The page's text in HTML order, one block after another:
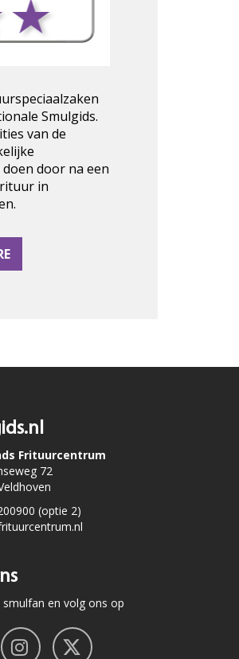
Smulgids.
van de
door na een
in
Frituurcentrum
72
(optie 2)
en volg ons op